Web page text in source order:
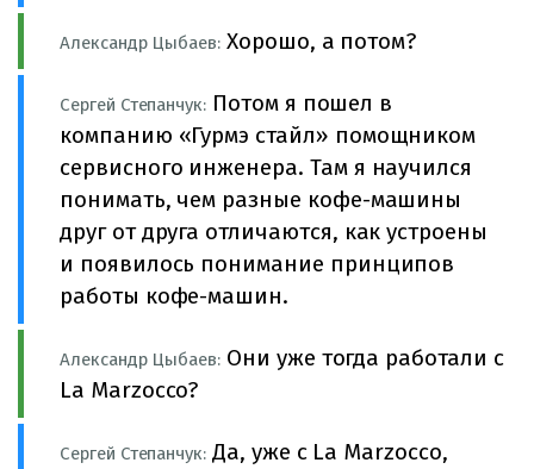
Александр Цыбаев: Хорошо, а потом?
Сергей Степанчук: Потом я пошел в
компанию «Гурмэ стайл» помощником
сервисного инженера. Там я научился
понимать, чем разные кофе-машины
друг от друга отличаются, как устроены
и появилось понимание принципов
работы кофе-машин.
Александр Цыбаев: Они уже тогда работали с
La Marzocco?
Сергей Степанчук: Да, уже с La Marzocco,